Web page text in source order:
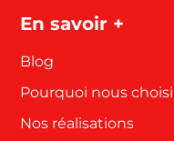
En savoir +
Blog
Pourquoi nous
Nos réalisations